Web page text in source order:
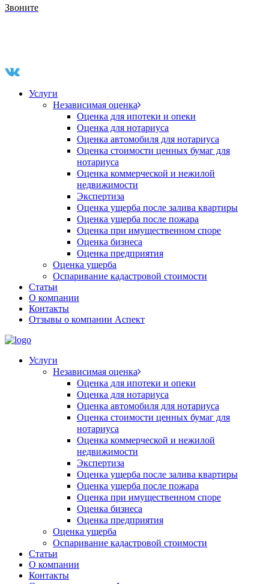
Звоните
Услуги
Независимая оценка
Оценка для ипотеки и опеки
Оценка для нотариуса
Оценка автомобиля для нотариуса
Оценка стоимости ценных бумаг для
нотариуса
Оценка коммерческой и нежилой
недвижимости
Экспертиза
Оценка ущерба после залива квартиры
Оценка ущерба после пожара
Оценка при имущественном споре
Оценка бизнеса
Оценка предприятия
Оценка ущерба
Оспаривание кадастровой стоимости
Статьи
О компании
Контакты
Отзывы о компании Аспект
Услуги
Независимая оценка
Оценка для ипотеки и опеки
Оценка для нотариуса
Оценка автомобиля для нотариуса
Оценка стоимости ценных бумаг для
нотариуса
Оценка коммерческой и нежилой
недвижимости
Экспертиза
Оценка ущерба после залива квартиры
Оценка ущерба после пожара
Оценка при имущественном споре
Оценка бизнеса
Оценка предприятия
Оценка ущерба
Оспаривание кадастровой стоимости
Статьи
О компании
Контакты